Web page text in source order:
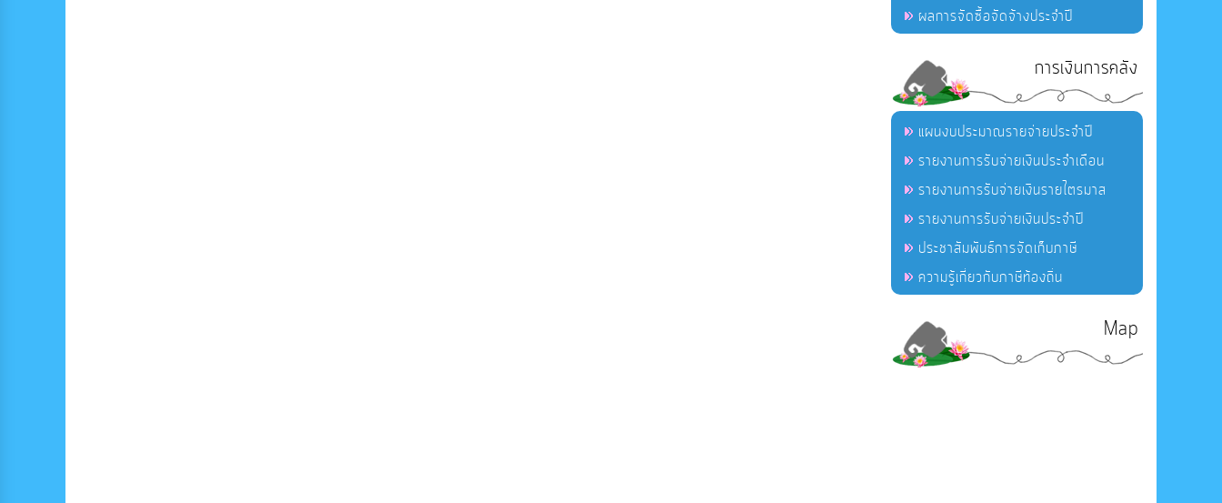
ผลการจัดซื้อจัดจ้างประจำปี
การเงินการคลัง
แผนงบประมาณรายจ่ายประจำปี
รายงานการรับจ่ายเงินประจำเดือน
รายงานการรับจ่ายเงินรายไตรมาส
รายงานการรับจ่ายเงินประจำปี
ประชาสัมพันธ์การจัดเก็บภาษี
ความรู้เกี่ยวกับภาษีท้องถิ่น
Map